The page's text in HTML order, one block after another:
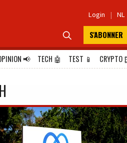
Login | NL
 S'ABONNER
📢 TECH 🤖 TEST 📱 CRYPTO